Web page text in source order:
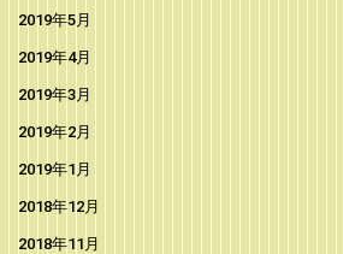
2019年5月
2019年4月
2019年3月
2019年2月
2019年1月
2018年12月
2018年11月